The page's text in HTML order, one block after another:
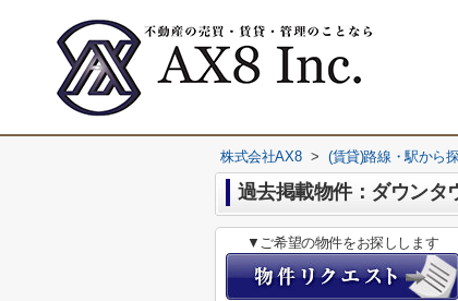
株式会社AX8 > (賃貸)路線・駅から
過去掲載物件：ダウンタ
▼ご希望の物件をお探しします